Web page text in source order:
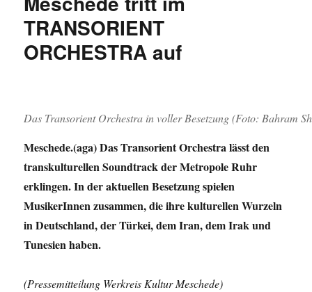
TRANSORIENT
ORCHESTRA auf
Das Transorient Orchestra in voller Besetzung (Foto: Bahram
Meschede.(aga) Das Transorient Orchestra lässt den
transkulturellen Soundtrack der Metropole Ruhr
erklingen. In der aktuellen Besetzung spielen
MusikerInnen zusammen, die ihre kulturellen Wurzeln
in Deutschland, der Türkei, dem Iran, dem Irak und
Tunesien haben.
(Pressemitteilung Werkreis Kultur Meschede)